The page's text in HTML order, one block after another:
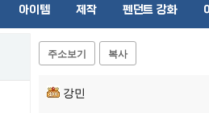
아이템 제작 펜던트 강화
주소보기 복사
강민